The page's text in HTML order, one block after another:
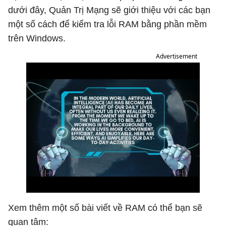
dưới đây, Quản Trị Mạng sẽ giới thiệu với các bạn
một số cách để kiểm tra lỗi RAM bằng phần mềm
trên Windows.
Advertisement
Xem thêm một số bài viết về RAM có thể bạn sẽ
quan tâm: